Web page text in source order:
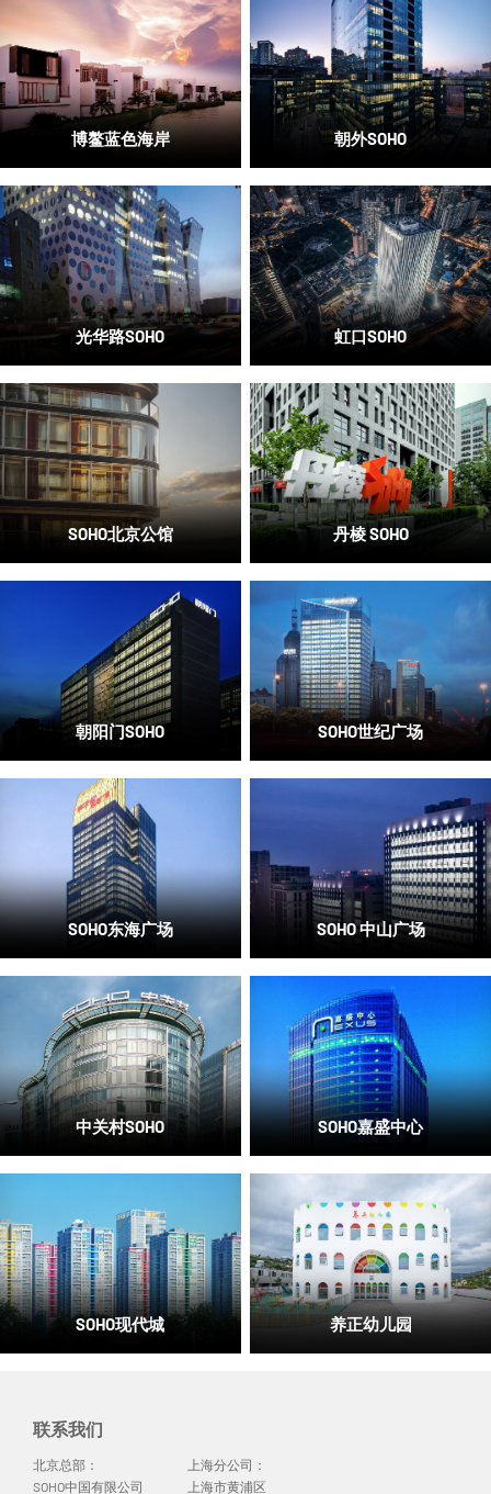
博鳌蓝色海岸 朝外SOHO
光华路SOHO 虹口SOHO
SOHO北京公馆 丹棱 SOHO
朝阳门SOHO SOHO世纪广场
SOHO东海广场 SOHO 中山广场
中关村SOHO SOHO嘉盛中心
SOHO现代城 养正幼儿园
联系我们
北京总部：
SOHO中国有限公司
上海分公司：
上海市黄浦区